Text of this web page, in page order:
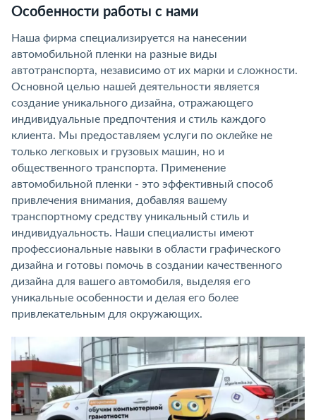
Особенности работы с нами
Наша фирма специализируется на нанесении
автомобильной пленки на разные виды
автотранспорта, независимо от их марки и сложности.
Основной целью нашей деятельности является
создание уникального дизайна, отражающего
индивидуальные предпочтения и стиль каждого
клиента. Мы предоставляем услуги по оклейке не
только легковых и грузовых машин, но и
общественного транспорта. Применение
автомобильной пленки - это эффективный способ
привлечения внимания, добавляя вашему
транспортному средству уникальный стиль и
индивидуальность. Наши специалисты имеют
профессиональные навыки в области графического
дизайна и готовы помочь в создании качественного
дизайна для вашего автомобиля, выделяя его
уникальные особенности и делая его более
привлекательным для окружающих.